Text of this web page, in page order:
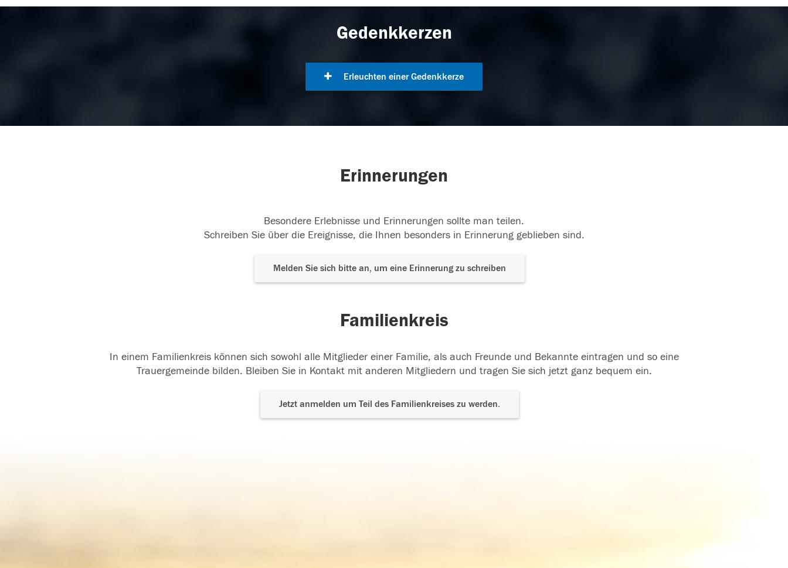
Gedenkkerzen
Erleuchten einer Gedenkkerze
Erinnerungen
Besondere Erlebnisse und Erinnerungen sollte man teilen.
Schreiben Sie über die Ereignisse, die Ihnen besonders in Erinnerung geblieben sind.
Melden Sie sich bitte an, um eine Erinnerung zu schreiben
Familienkreis
In einem Familienkreis können sich sowohl alle Mitglieder einer Familie, als auch Freunde und Bekannte eintragen und so eine
Trauergemeinde bilden. Bleiben Sie in Kontakt mit anderen Mitgliedern und tragen Sie sich jetzt ganz bequem ein.
Jetzt anmelden um Teil des Familienkreises zu werden.